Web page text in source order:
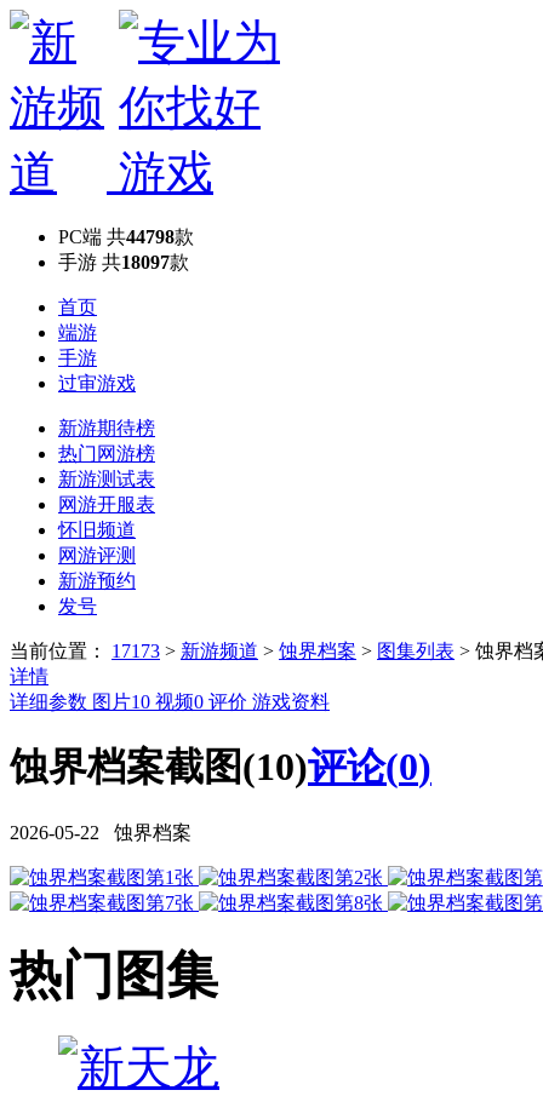
PC端 共44798款
手游 共18097款
首页
端游
手游
过审游戏
新游期待榜
热门网游榜
新游测试表
网游开服表
怀旧频道
网游评测
新游预约
发号
当前位置： 17173 > 新游频道 > 蚀界档案 > 图集列表 > 蚀界档
详情
详细参数 图片10 视频0 评价 游戏资料
蚀界档案截图(10)评论(0)
2026-05-22 蚀界档案
热门图集